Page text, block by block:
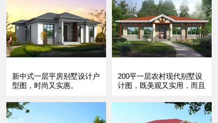
新中式一层平房别墅设计户
型图，时尚又实惠。
200平一层农村现代别墅设
计图，既美观又实用，而且